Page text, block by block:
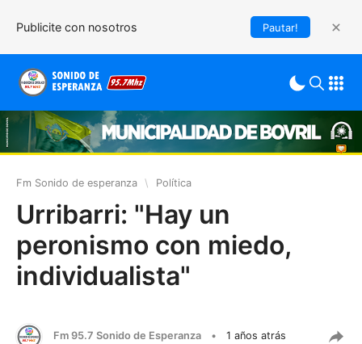
Publicite con nosotros Pautar!
Fm Sonido de esperanza \ Política
Urribarri: "Hay un
peronismo con miedo,
individualista"
Fm 95.7 Sonido de Esperanza • 1 años atrás